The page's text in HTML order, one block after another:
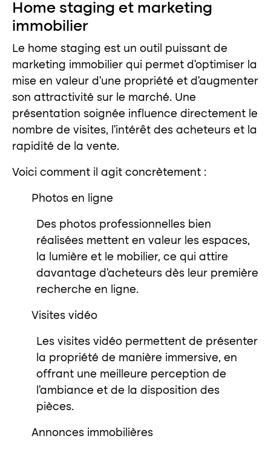
Home staging et marketing
immobilier
Le home staging est un outil puissant de
marketing immobilier qui permet d’optimiser la
mise en valeur d’une propriété et d’augmenter
son attractivité sur le marché. Une
présentation soignée influence directement le
nombre de visites, l’intérêt des acheteurs et la
rapidité de la vente.
Voici comment il agit concrètement :
Photos en ligne
Des photos professionnelles bien
réalisées mettent en valeur les espaces,
la lumière et le mobilier, ce qui attire
davantage d’acheteurs dès leur première
recherche en ligne.
Visites vidéo
Les visites vidéo permettent de présenter
la propriété de manière immersive, en
offrant une meilleure perception de
l’ambiance et de la disposition des
pièces.
Annonces immobilières